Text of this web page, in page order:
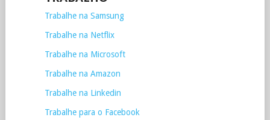
Trabalhe na Samsung
Trabalhe na Netflix
Trabalhe na Microsoft
Trabalhe na Amazon
Trabalhe na Linkedin
Trabalhe para o Facebook